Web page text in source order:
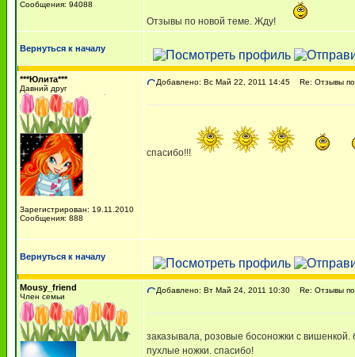
Сообщения: 94088
Отзывы по новой теме. Жду!
Вернуться к началу
***Юлита***
Давний друг
Зарегистрирован: 19.11.2010
Сообщения: 888
Добавлено: Вс Май 22, 2011 14:45 Re: Отзывы
спасибо!!!
Вернуться к началу
Mousy_friend
Член семьи
Добавлено: Вт Май 24, 2011 10:30 Re: Отзывы
заказывала, розовые босоножки с
пухлые ножки. спасибо!